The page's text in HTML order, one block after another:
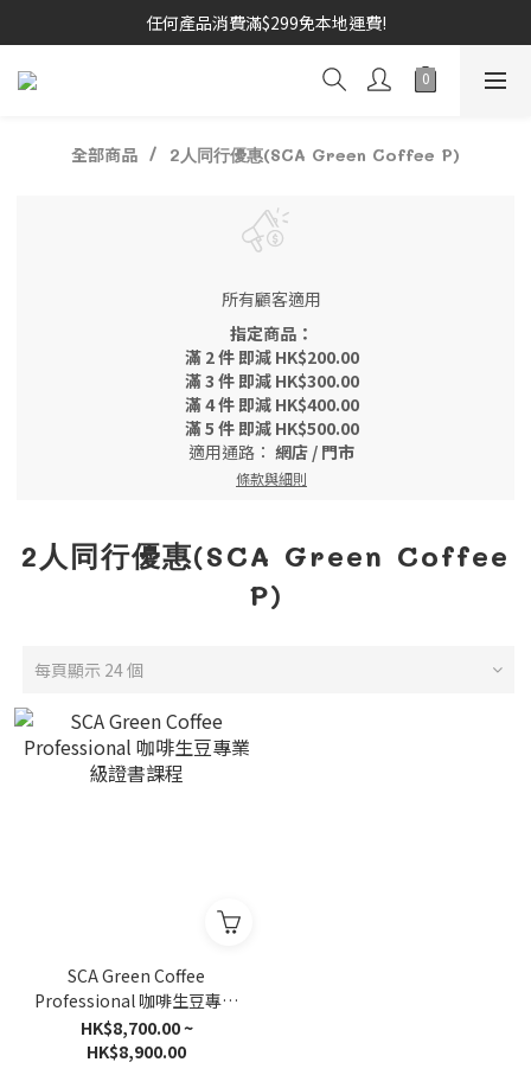
任何產品消費滿$299免本地運費!
全部商品 2人同行優惠(SCA Green Coffee P)
所有顧客適用
指定商品：
滿 2 件 即減 HK$200.00
滿 3 件 即減 HK$300.00
滿 4 件 即減 HK$400.00
滿 5 件 即減 HK$500.00
適用通路： 網店 / 門市
條款與細則
2人同行優惠(SCA Green Coffee
P)
每頁顯示 24 個
SCA Green Coffee
Professional 咖啡生豆專業
級證書課程
HK$8,700.00 ~
HK$8,900.00